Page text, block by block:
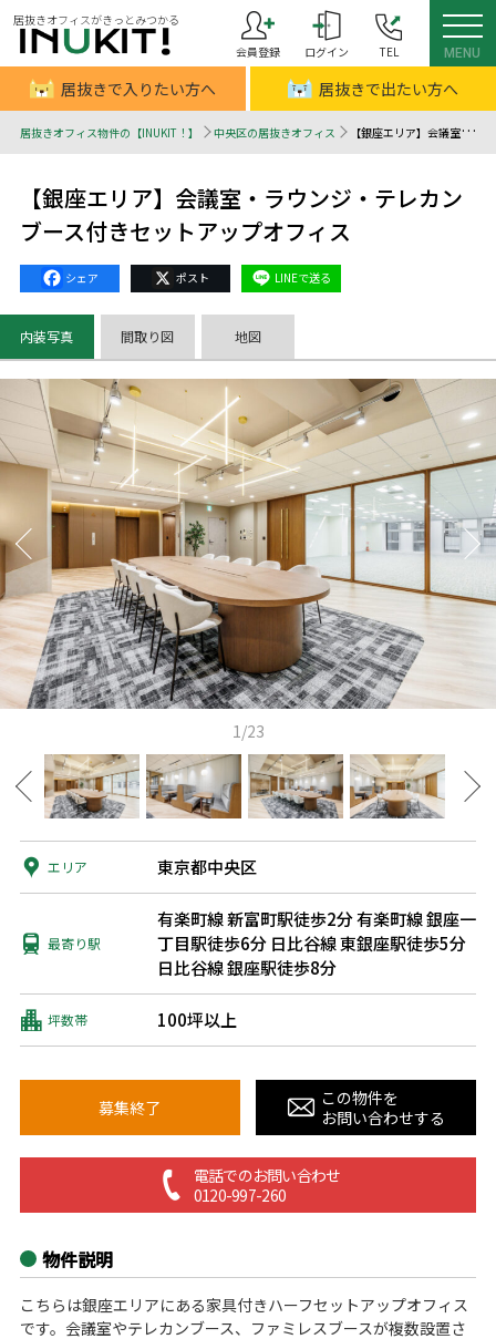
居抜きオフィスがきっとみつかる
会員登録
ログイン TEL MENU
居抜きで入りたい方へ 居抜きで出たい方へ
居抜きオフィス物件の【INUKIT！】 中央区の居抜きオフィス 【銀座エリア】会議室・ラウンジ・テレカンブース付きセットアップオフィス - 居抜きオフィスはINUKIT！（イヌキット）
【銀座エリア】会議室・ラウンジ・テレカン
ブース付きセットアップオフィス
Facebook
X Line
内装写真 間取り図 地図
1/23
エリア 東京都中央区
最寄り駅
有楽町線 新富町駅徒歩2分有楽町線 銀座一
丁目駅徒歩6分日比谷線 東銀座駅徒歩5分
日比谷線 銀座駅徒歩8分
坪数帯 100坪以上
募集終了
この物件を
お問い合わせする
電話でのお問い合わせ
0120-997-260
物件説明
こちらは銀座エリアにある家具付きハーフセットアップオフィス
です。会議室やテレカンブース、ファミレスブースが複数設置さ